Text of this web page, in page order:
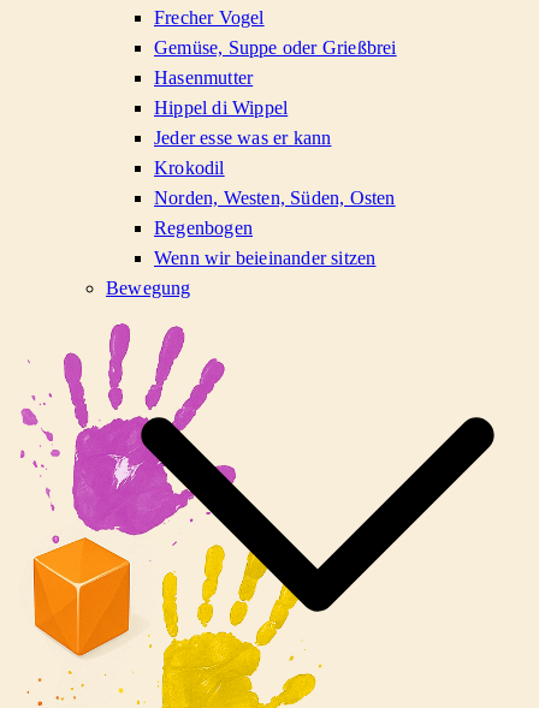
Frecher Vogel
Gemüse, Suppe oder Grießbrei
Hasenmutter
Hippel di Wippel
Jeder esse was er kann
Krokodil
Norden, Westen, Süden, Osten
Regenbogen
Wenn wir beieinander sitzen
Bewegung